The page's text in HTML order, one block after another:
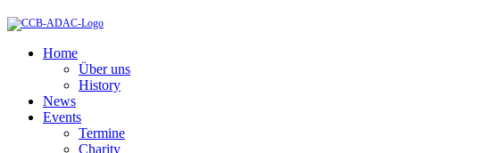
Home
Über uns
History
News
Events
Termine
Charity